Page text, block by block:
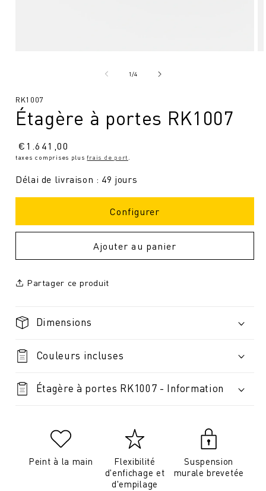
modal
1/de4
SKU
RK1007
Étagère à portes RK1007
Prix
normal
€1.641,00
taxes comprises plusfrais de port
Délai de livraison : 49 jours
Configurer
Ajouter au panier
Partager ce produit
Dimensions
Couleurs incluses
Étagère à portes RK1007 - Information
Peint à la main
Flexibilité
d'enfichage et
d'empilage
Suspension
murale brevetée